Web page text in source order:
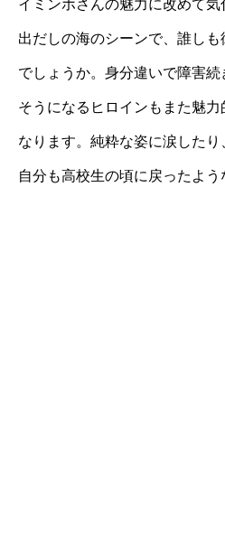
イミンホさんの魅力に改めて気
出だしの海のシーンで、誰し
でしょうか。身分違いで障害
そうになるヒロインもまた魅力
なります。純粋な姿に涙したり
自分も高校生の頃に戻ったよう